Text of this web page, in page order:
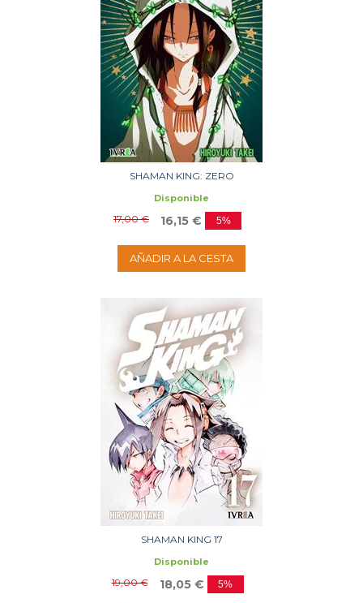
SHAMAN KING: ZERO
Disponible
17,00 € 16,15 € 5%
AÑADIR A LA CESTA
SHAMAN KING 17
Disponible
19,00 € 18,05 € 5%